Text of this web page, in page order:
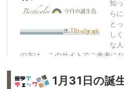
1月31日の誕